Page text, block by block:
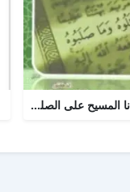
هل افتدانا المسيح على الصليب